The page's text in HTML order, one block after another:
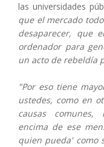
las universidades
que el mercado
desaparecer, que
ordenador para
un acto de rebeldía
"Por eso tiene
ustedes, como en
causas comunes,
encima de ese
quien pueda' como